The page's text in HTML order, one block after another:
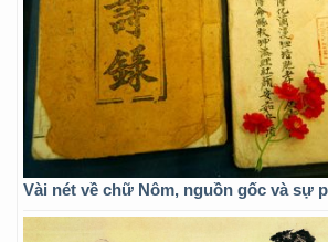
Vài nét về chữ Nôm, nguồn gốc và sự